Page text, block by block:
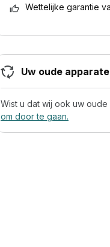
Wettelijke garantie
Uw oude
Wist u dat wij ook uw
om door te gaan.